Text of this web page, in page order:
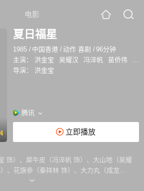
电影
4
夏日福星
1985 / 中国香港 / 动作 喜剧 /96分钟
主演：
洪金宝 吴耀汉 冯淬帆 苗侨伟
曾
导演：
洪金宝
腾讯
立即播放
饰）、犀牛皮（冯淬帆 饰）、大山地（吴耀
、花旗参（秦祥林 饰）、大力丸（成龙
和维奇（元彪 饰）等警察兄弟一起放大假出